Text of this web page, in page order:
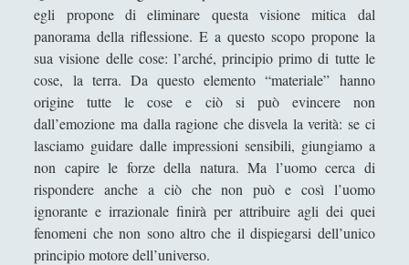
Angela Luverà Rattray e l'arte al processo "archeo-
botanico"
Considerazioni diverse sulla presenza di Dio
Contro certi ismi…
Desiderio e Contrappunto: la Psicoanalisi come
Filosofia del Tempo Interiore
Dire, fare e baciare dalla terra madre alla ruggine
spettrale
Espellere l'indicibile: una lettura filosofica tra
psicoanalisi e dialettica
egli propone di eliminare questa visione mitica dal
panorama della riflessione. E a questo scopo propone la
sua visione delle cose: l’arché, principio primo di tutte le
cose, la terra. Da questo elemento “materiale” hanno
origine tutte le cose e ciò si può evincere non
dall’emozione ma dalla ragione che disvela la verità: se ci
lasciamo guidare dalle impressioni sensibili, giungiamo a
non capire le forze della natura. Ma l’uomo cerca di
rispondere anche a ciò che non può e così l’uomo
ignorante e irrazionale finirà per attribuire agli dei quei
fenomeni che non sono altro che il dispiegarsi dell’unico
principio motore dell’universo.